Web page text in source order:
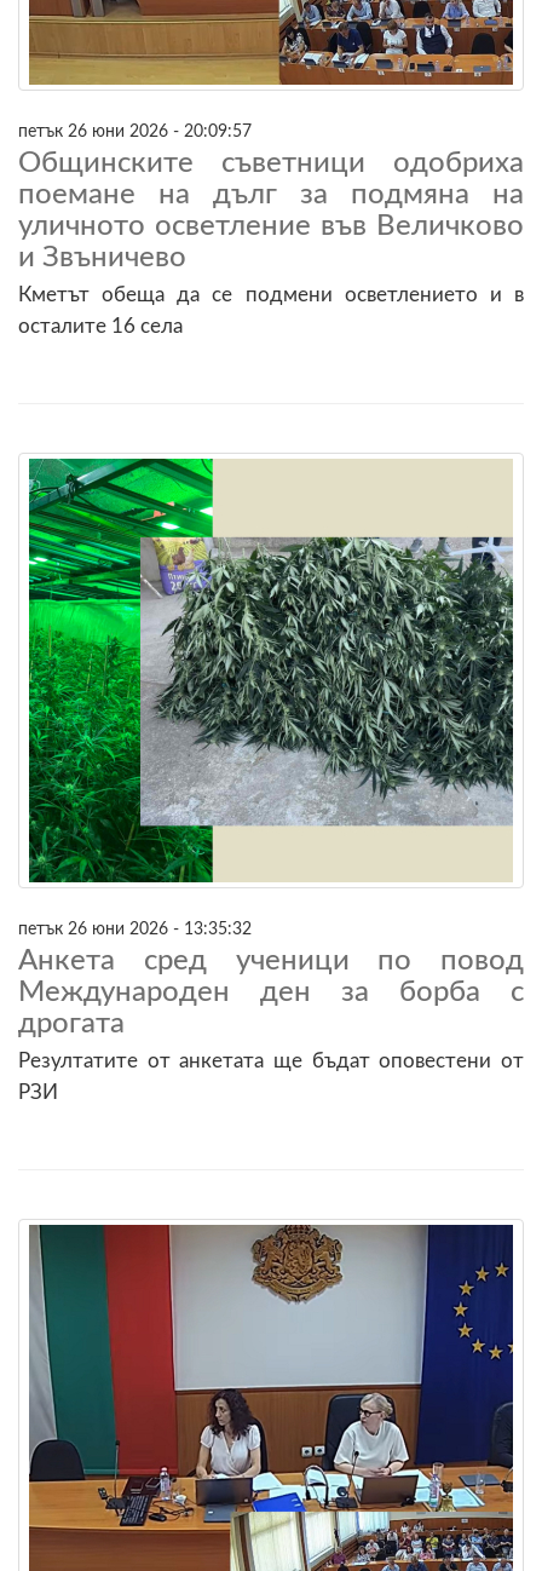
петък 26 юни 2026 - 20:09:57
Общинските съветници одобриха
поемане на дълг за подмяна на
уличното осветление във Величково
и Звъничево
Кметът обеща да се подмени осветлението и в
осталите 16 села
петък 26 юни 2026 - 13:35:32
Анкета сред ученици по повод
Международен ден за борба с
дрогата
Резултатите от анкетата ще бъдат оповестени от
РЗИ